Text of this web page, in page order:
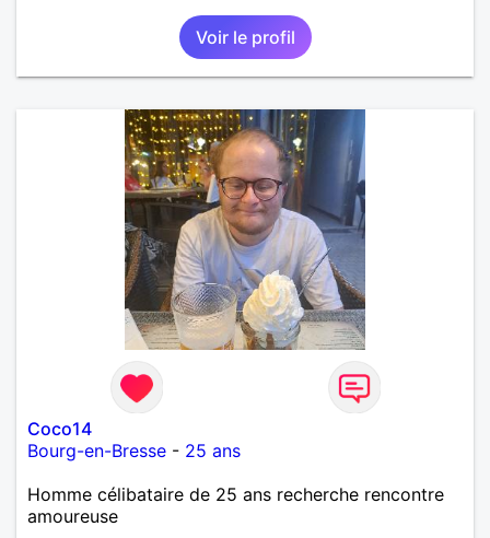
Voir le profil
Coco14
Bourg-en-Bresse - 25 ans
Homme célibataire de 25 ans recherche rencontre
amoureuse